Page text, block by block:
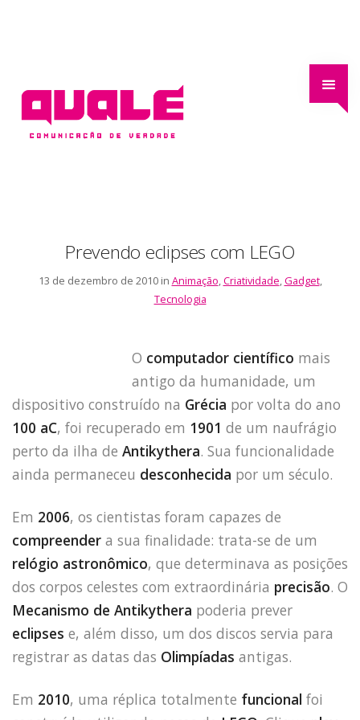
Prevendo eclipses com LEGO
13 de dezembro de 2010 in Animação,Criatividade,Gadget,
Tecnologia
O computador científico mais
antigo da humanidade, um
dispositivo construído na Grécia por volta do ano
100 aC, foi recuperado em 1901 de um naufrágio
perto da ilha de Antikythera. Sua funcionalidade
ainda permaneceu desconhecida por um século.
Em 2006, os cientistas foram capazes de
compreender a sua finalidade: trata-se de um
relógio astronômico, que determinava as posições
dos corpos celestes com extraordinária precisão. O
Mecanismo de Antikythera poderia prever
eclipses e, além disso, um dos discos servia para
registrar as datas das Olimpíadas antigas.
Em 2010, uma réplica totalmente funcional foi